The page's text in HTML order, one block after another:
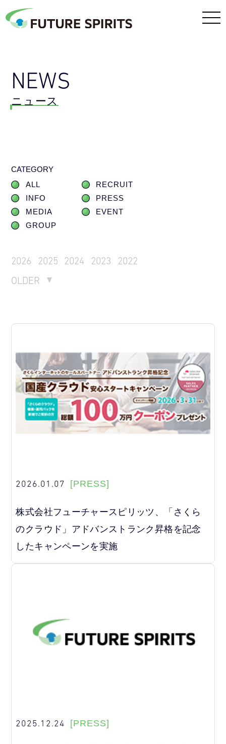
NEWS
ニュース
CATEGORY
ALL
RECRUIT
INFO
PRESS
MEDIA
EVENT
GROUP
2026 2025 2024 2023
2022
OLDER
2026.01.07 [PRESS]
株式会社フューチャースピリッツ、「さくら
のクラウド」アドバンストランク昇格を記念
したキャンペーンを実施
2025.12.24 [PRESS]